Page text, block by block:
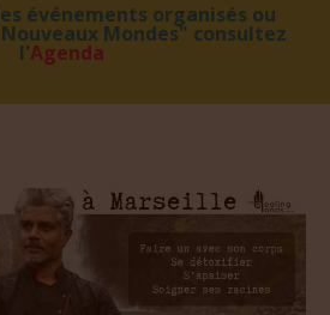
événements organisés ou
Mondes" consultez
l'Agenda